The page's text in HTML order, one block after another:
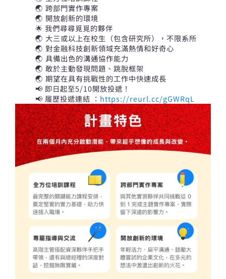
🌏 跨部門實作專案
🌏 開放創新的環境
🌟 我們尋尋覓覓的夥伴
🌏 大三或以上在校生（包含研究所），不限系所
🌏 對金融科技創新領域充滿熱情和好奇心
🌏 具備出色的溝通協作能力
🌏 敢於主動發現問題、跳脫框架
🌏 期望在具有挑戰性的工作中快速成長
📢 即日起至5/10開放投遞！
📢 履歷投遞連結 ： https://reurl.cc/gGWRqL